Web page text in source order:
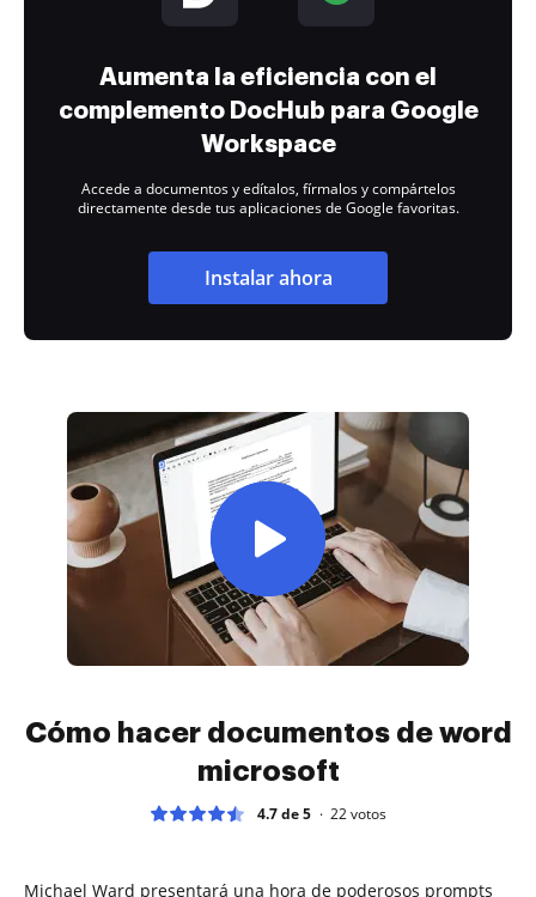
Aumenta la eficiencia con el
complemento DocHub para Google
Workspace
Accede a documentos y edítalos, fírmalos y compártelos
directamente desde tus aplicaciones de Google favoritas.
Instalar ahora
Cómo hacer documentos de word
microsoft
4.7 de 5 22votos
Michael Ward presentará una hora de poderosos prompts